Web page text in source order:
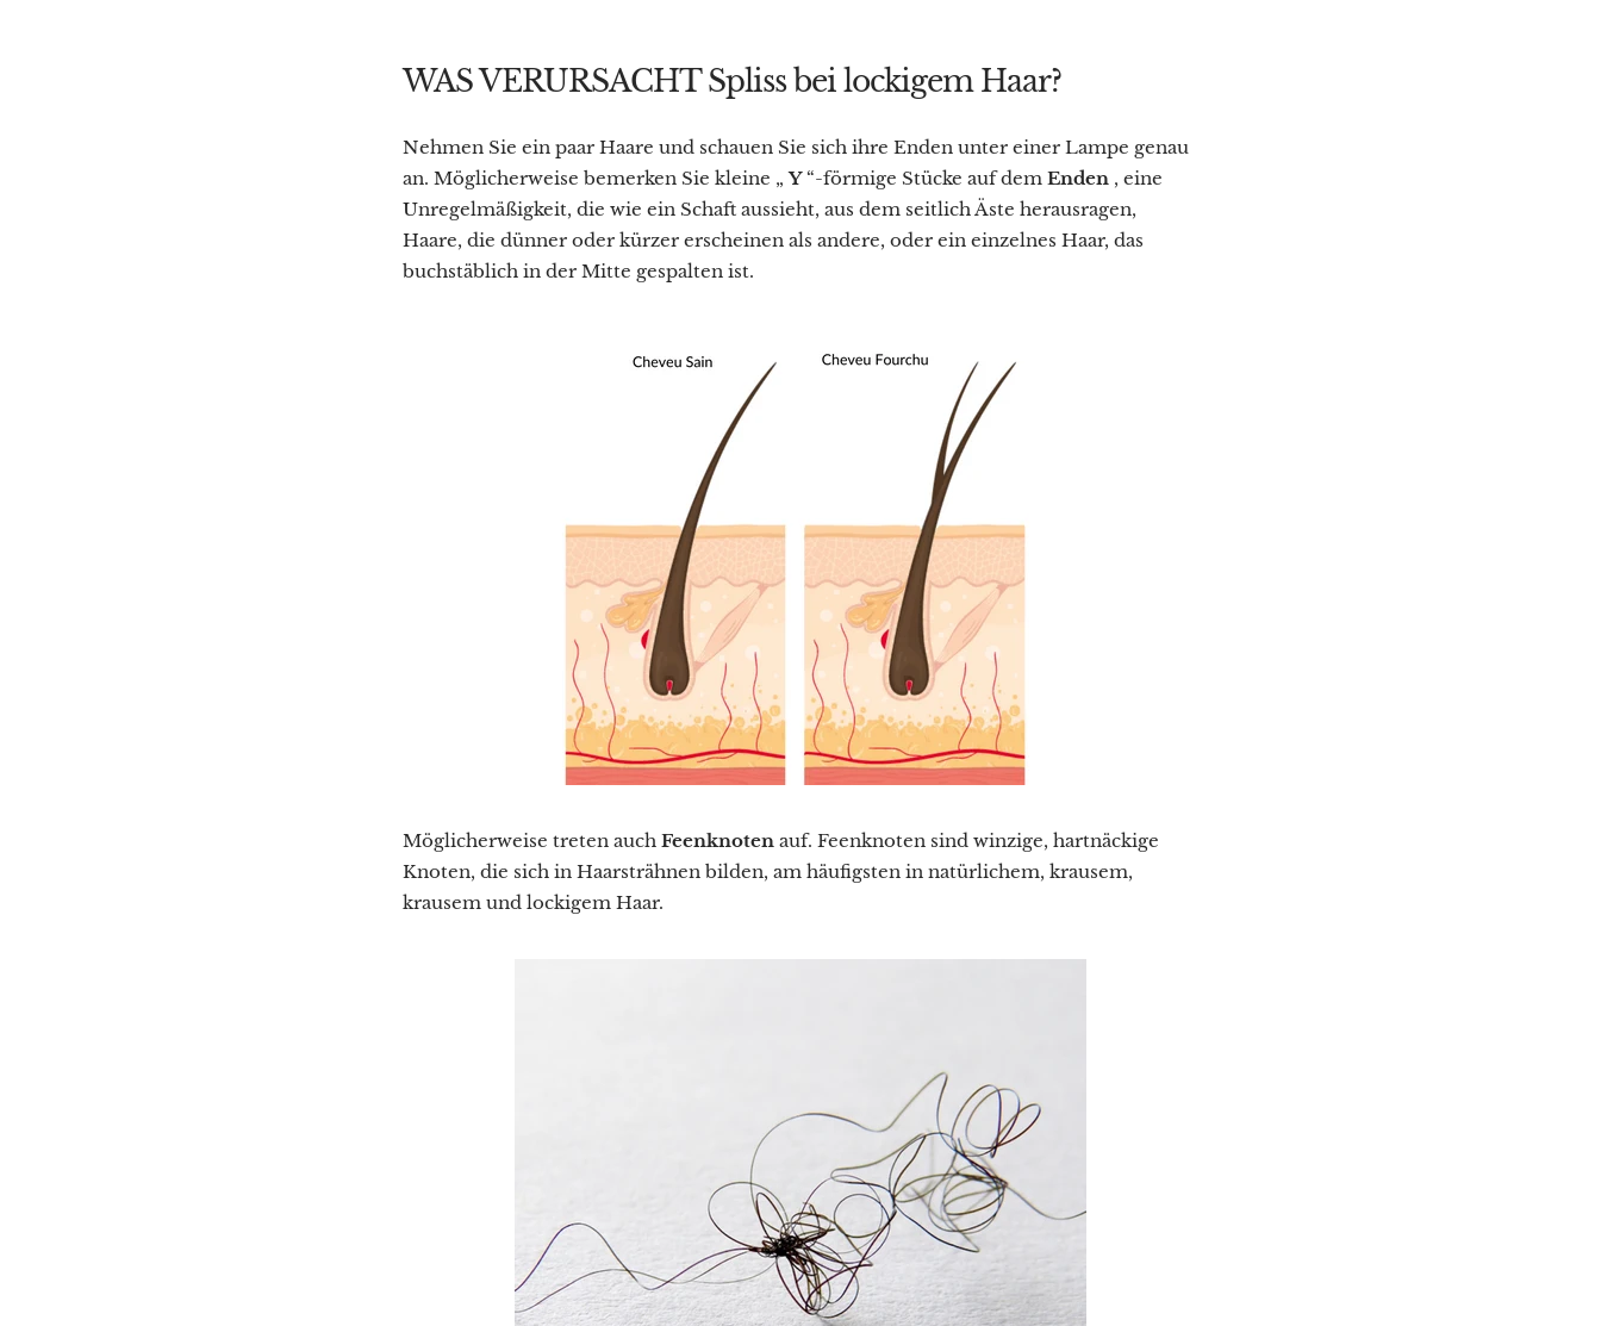
WAS VERURSACHT Spliss bei lockigem Haar?
Nehmen Sie ein paar Haare und schauen Sie sich ihre Enden unter einer Lampe genau
an. Möglicherweise bemerken Sie kleine „Y“-förmige Stücke auf dem Enden , eine
Unregelmäßigkeit, die wie ein Schaft aussieht, aus dem seitlich Äste herausragen,
Haare, die dünner oder kürzer erscheinen als andere, oder ein einzelnes Haar, das
buchstäblich in der Mitte gespalten ist.
Möglicherweise treten auch Feenknoten auf. Feenknoten sind winzige, hartnäckige
Knoten, die sich in Haarsträhnen bilden, am häufigsten in natürlichem, krausem,
krausem und lockigem Haar.